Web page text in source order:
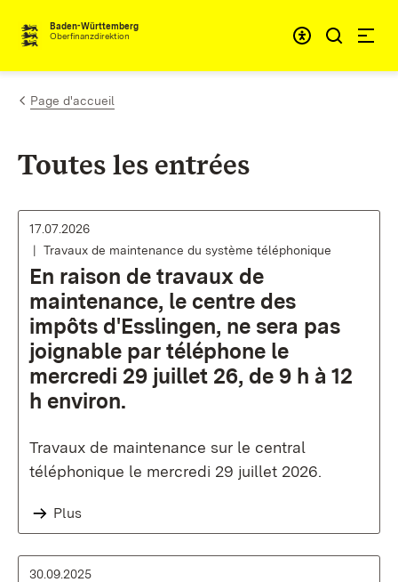
Passer au contenu
Baden-Württemberg
Oberfinanzdirektion
Page d'accueil
Toutes les entrées
17.07.2026
Travaux de maintenance du système téléphonique
En raison de travaux de
maintenance, le centre des
impôts d'Esslingen, ne sera pas
joignable par téléphone le
mercredi 29 juillet 26, de 9 h à 12
h environ.
Travaux de maintenance sur le central
téléphonique le mercredi 29 juillet 2026.
Plus
30.09.2025